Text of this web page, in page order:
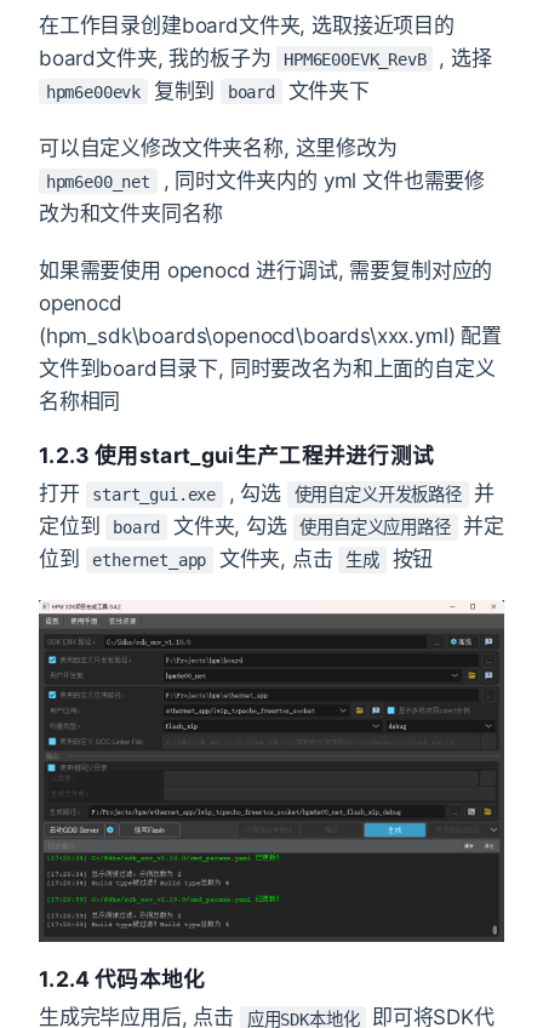
在工作目录创建board文件夹, 选取接近项目的
board文件夹, 我的板子为
HPM6E00EVK_RevB , 选择
hpm6e00evk 复制到 board 文件夹下
可以自定义修改文件夹名称, 这里修改为
hpm6e00_net
, 同时文件夹内的 yml 文件也需要修
改为和文件夹同名称
如果需要使用 openocd 进行调试, 需要复制对应的
openocd
(hpm_sdk\boards\openocd\boards\xxx.yml) 配置
文件到board目录下, 同时要改名为和上面的自定义
名称相同
1.2.3 使用start_gui生产工程并进行测试
打开 start_gui.exe , 勾选 使用自定义开发板路径
并
定位到
board 文件夹, 勾选 使用自定义应用路径
并定
位到
ethernet_app 文件夹, 点击 生成 按钮
1.2.4 代码本地化
生成完毕应用后, 点击 应用SDK本地化
即可将SDK代